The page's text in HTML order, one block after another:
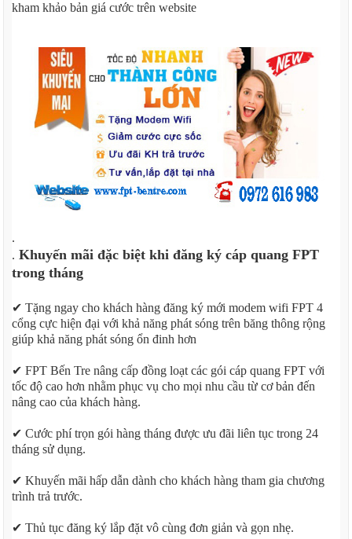
kham khảo bản giá cước trên website
.
. Khuyến mãi đặc biệt khi đăng ký cáp quang FPT
trong tháng
✔ Tặng ngay cho khách hàng đăng ký mới modem wifi FPT 4
cổng cực hiện đại với khả năng phát sóng trên băng thông rộng
giúp khả năng phát sóng ổn đinh hơn
✔ FPT Bến Tre nâng cấp đồng loạt các gói cáp quang FPT với
tốc độ cao hơn nhằm phục vụ cho mọi nhu cầu từ cơ bản đến
nâng cao của khách hàng.
✔ Cước phí trọn gói hàng tháng được ưu đãi liên tục trong 24
tháng sử dụng.
✔ Khuyến mãi hấp dẫn dành cho khách hàng tham gia chương
trình trả trước.
✔ Thủ tục đăng ký lắp đặt vô cùng đơn giản và gọn nhẹ.